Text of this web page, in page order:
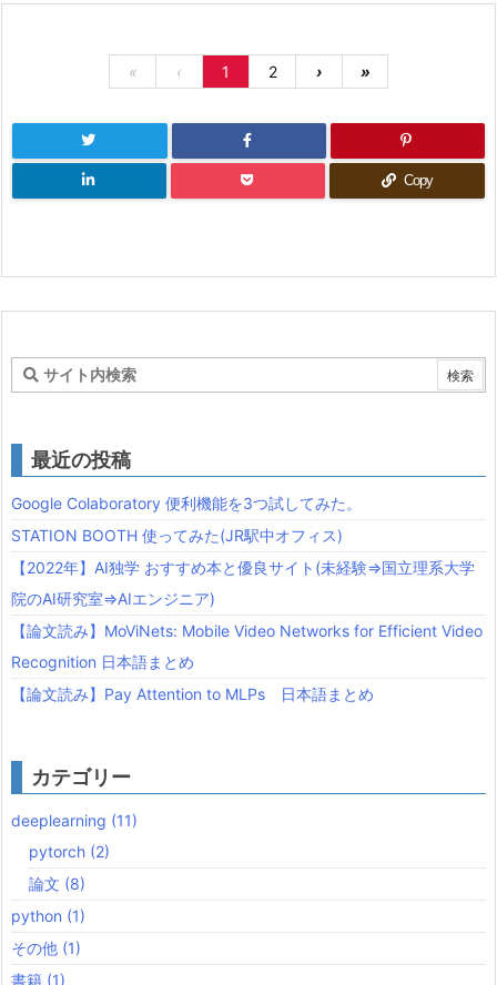
« ‹ 1 2 › »
Copy
最近の投稿
Google Colaboratory 便利機能を3つ試してみた。
STATION BOOTH 使ってみた(JR駅中オフィス)
【2022年】AI独学 おすすめ本と優良サイト(未経験⇒国立理系大学
院のAI研究室⇒AIエンジニア)
【論文読み】MoViNets: Mobile Video Networks for Efficient Video
Recognition 日本語まとめ
【論文読み】Pay Attention to MLPs 日本語まとめ
カテゴリー
deeplearning (11)
pytorch (2)
論文 (8)
python (1)
その他 (1)
書籍 (1)